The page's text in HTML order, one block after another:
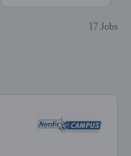
17 Jobs